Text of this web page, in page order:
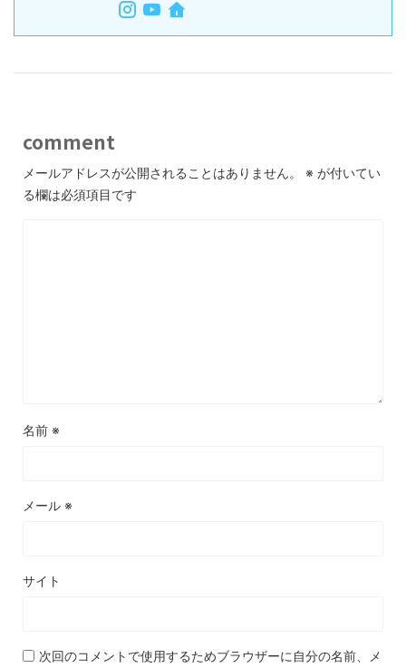
comment
メールアドレスが公開されることはありません。 ※ が付いてい
る欄は必須項目です
名前 ※
メール ※
サイト
次回のコメントで使用するためブラウザーに自分の名前、メ